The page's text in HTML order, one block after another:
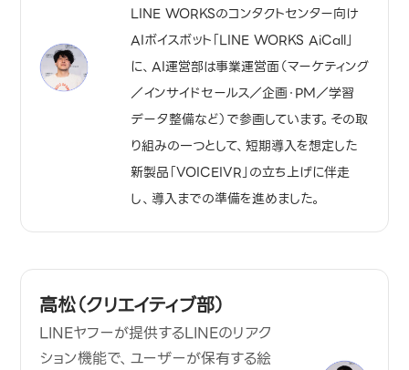
LINE WORKSのコンタクトセンター向け
AIボイスボット「LINE WORKS AiCall」
に、AI運営部は事業運営面（マーケティング
／インサイドセールス／企画・PM／学習
データ整備など）で参画しています。その取
り組みの一つとして、短期導入を想定した
新製品「VOICEIVR」の立ち上げに伴走
し、導入までの準備を進めました。
高松（クリエイティブ部）
LINEヤフーが提供するLINEのリアク
ション機能で、ユーザーが保有する絵